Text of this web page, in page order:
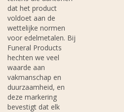
dat het product
voldoet aan de
wettelijke normen
voor edelmetalen. Bij
Funeral Products
hechten we veel
waarde aan
vakmanschap en
duurzaamheid, en
deze markering
bevestigt dat elk